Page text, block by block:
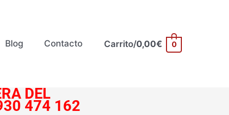
Blog Contacto Carrito/0,00€ 0
DEL
474 162